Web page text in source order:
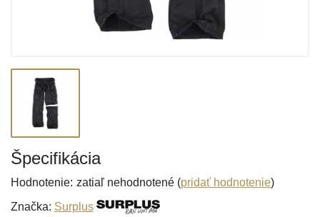
Špecifikácia
Hodnotenie: zatiaľ nehodnotené (pridať hodnotenie)
Značka: Surplus